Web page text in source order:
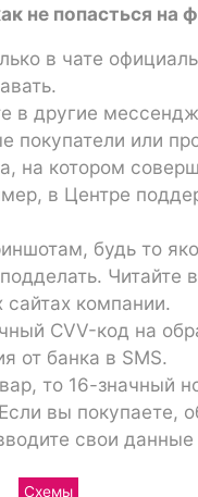
не попасться на
в чате
в другие
покупатели или
на котором
в Центре
будь то
Читайте
сайтах компании.
CVV-код на
от банка в SMS.
то 16-значный
вы покупаете,
свои
Схемы